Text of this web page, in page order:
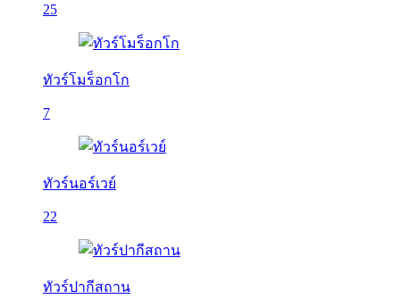
25
ทัวร์โมร็อกโก
7
ทัวร์นอร์เวย์
22
ทัวร์ปากีสถาน